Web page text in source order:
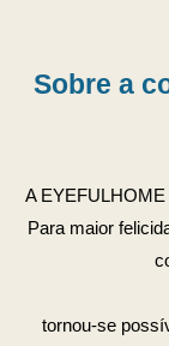
Sobre a
A
Para maior
tornou-se